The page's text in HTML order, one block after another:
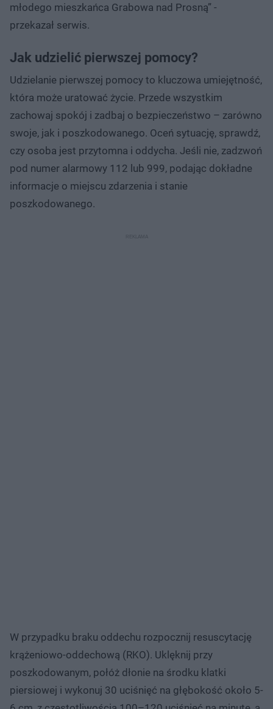
młodego mieszkańca Grabowa nad Prosną” -
przekazał serwis.
Jak udzielić pierwszej pomocy?
Udzielanie pierwszej pomocy to kluczowa umiejętność,
która może uratować życie. Przede wszystkim
zachowaj spokój i zadbaj o bezpieczeństwo – zarówno
swoje, jak i poszkodowanego. Oceń sytuację, sprawdź,
czy osoba jest przytomna i oddycha. Jeśli nie, zadzwoń
pod numer alarmowy 112 lub 999, podając dokładne
informacje o miejscu zdarzenia i stanie
poszkodowanego.
W przypadku braku oddechu rozpocznij resuscytację
krążeniowo-oddechową (RKO). Uklęknij przy
poszkodowanym, połóż dłonie na środku klatki
piersiowej i wykonuj 30 uciśnięć na głębokość około 5-